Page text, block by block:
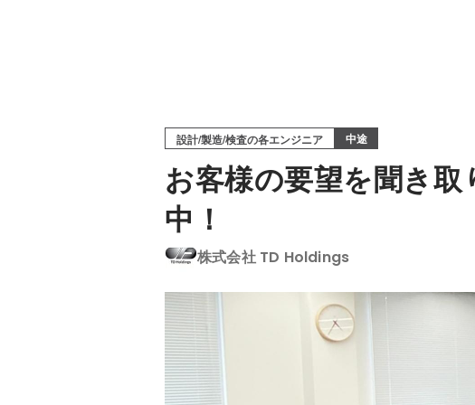
設計/製造/検査の各エンジニア 中途
お客様の要望を聞き
中！
株式会社 TD Holdings